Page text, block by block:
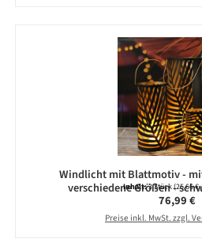
Windlicht mit Blattmotiv -
verschiedene Größen -
Inhalt:3 Stück(25,66 €
Regulärer
76,99 €
Preise inkl. MwSt. zzgl.